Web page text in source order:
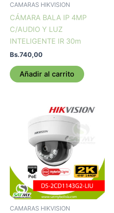
CAMARAS HIKVISION
CÁMARA BALA IP 4MP
C/AUDIO Y LUZ
INTELIGENTE IR 30m
Bs.740,00
Añadir al carrito
CAMARAS HIKVISION